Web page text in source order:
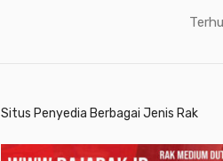
Situs Penyedia Berbagai Jenis Rak